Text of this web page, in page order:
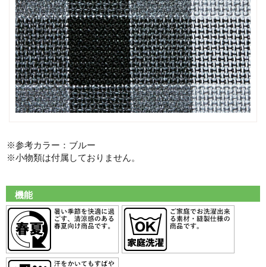
※参考カラー：ブルー
※小物類は付属しておりません。
機能